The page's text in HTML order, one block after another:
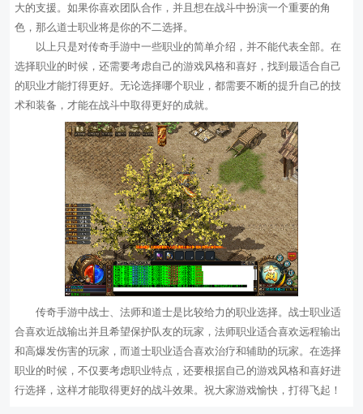
大的支援。如果你喜欢团队合作，并且想在战斗中扮演一个重要的角
色，那么道士职业将是你的不二选择。
以上只是对传奇手游中一些职业的简单介绍，并不能代表全部。在
选择职业的时候，还需要考虑自己的游戏风格和喜好，找到最适合自己
的职业才能打得更好。无论选择哪个职业，都需要不断的提升自己的技
术和装备，才能在战斗中取得更好的成就。
传奇手游中战士、法师和道士是比较给力的职业选择。战士职业适
合喜欢近战输出并且希望保护队友的玩家，法师职业适合喜欢远程输出
和高爆发伤害的玩家，而道士职业适合喜欢治疗和辅助的玩家。在选择
职业的时候，不仅要考虑职业特点，还要根据自己的游戏风格和喜好进
行选择，这样才能取得更好的战斗效果。祝大家游戏愉快，打得飞起！